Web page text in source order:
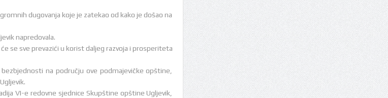
dugovanja koje je zatekao od kako je došao na
napredovala.
se sve prevazići u korist daljeg razvoja i prosperiteta
na području ove podmajevičke opštine,
VI-e redovne sjednice Skupštine opštine Ugljevik,